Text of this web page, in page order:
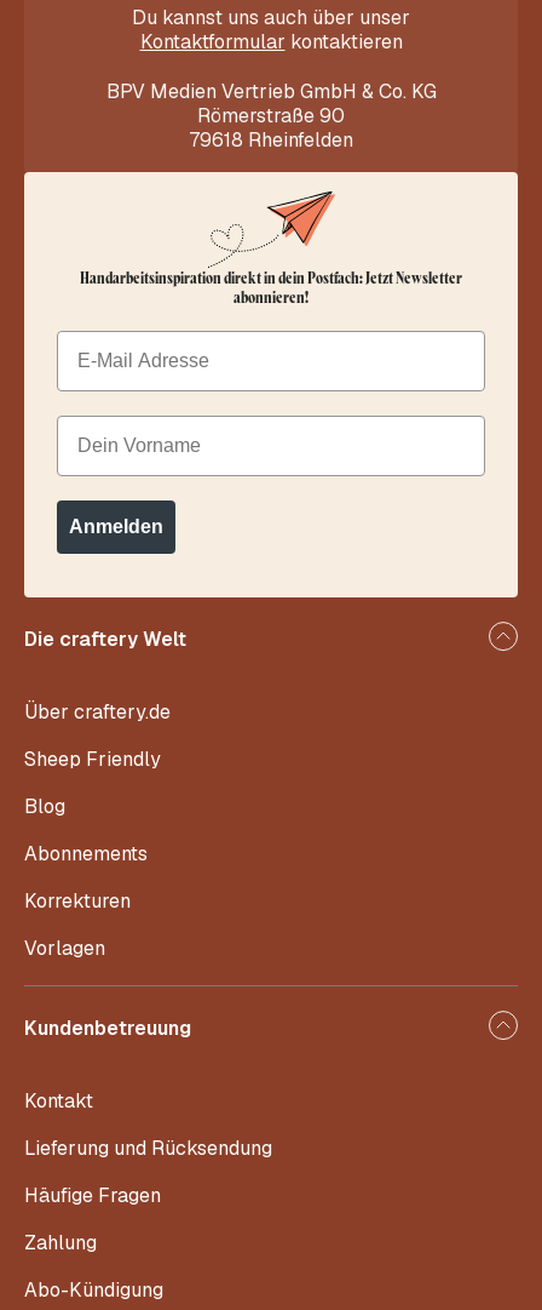
Du kannst uns auch über unser
Kontaktformular kontaktieren
BPV Medien Vertrieb GmbH & Co. KG
Römerstraße 90
79618 Rheinfelden
Die craftery Welt
Über craftery.de
Sheep Friendly
Blog
Abonnements
Korrekturen
Vorlagen
Kundenbetreuung
Kontakt
Lieferung und Rücksendung
Häufige Fragen
Zahlung
Abo-Kündigung
Handarbeitsinspiration direkt in dein Postfach: Jetzt Newsletter
abonnieren!
Email
Dein Vorname
Anmelden